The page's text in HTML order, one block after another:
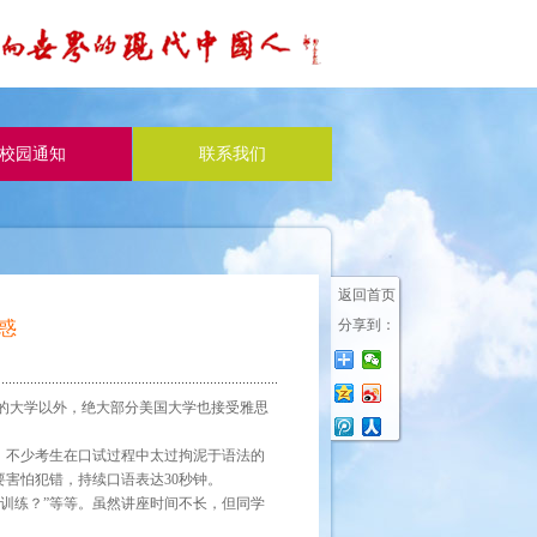
校园通知 联系我们
学以外，绝大部分美国大学也接受雅思
少考生在口试过程中太过拘泥于语法的
怕犯错，持续口语表达30秒钟。
练？”等等。虽然讲座时间不长，但同学
返回首页
分享到：